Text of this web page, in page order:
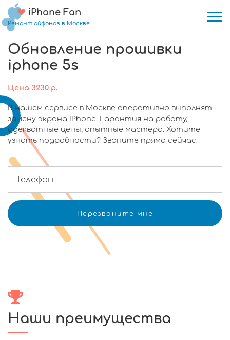
iPhone Fan
Ремонт айфонов в Москве
Обновление прошивки
iphone 5s
Цена 3230 р.
В нашем сервисе в Москве оперативно выполнят
замену экрана IPhone. Гарантия на работу,
адекватные цены, опытные мастера. Хотите
узнать подробности? Звоните прямо сейчас!
Наши преимущества